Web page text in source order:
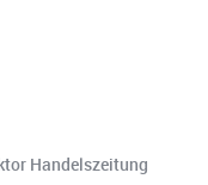
Handelszeitung